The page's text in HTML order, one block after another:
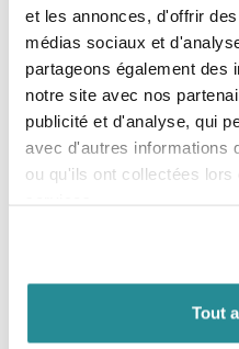
et les annonces, d'offrir
médias sociaux et
partageons également des
notre site avec nos
publicité et d'analyse, qui
avec d'autres informations
ou qu'ils ont collectées
Tout
PAIEMENT SÉCURISÉ